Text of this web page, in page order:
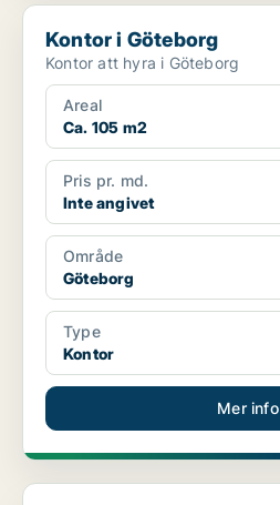
Kontor i Göteborg
Kontor i Göteborg
Kontor att hyra i Göteborg
Areal
Ca. 105 m2
Pris pr. md.
Inte angivet
Område
Göteborg
Type
Kontor
Mer info
Kontor i Göteborg